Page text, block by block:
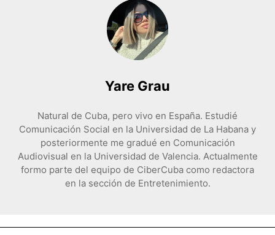
Yare Grau
Natural de Cuba, pero vivo en España. Estudié
Comunicación Social en la Universidad de La Habana y
posteriormente me gradué en Comunicación
Audiovisual en la Universidad de Valencia. Actualmente
formo parte del equipo de CiberCuba como redactora
en la sección de Entretenimiento.